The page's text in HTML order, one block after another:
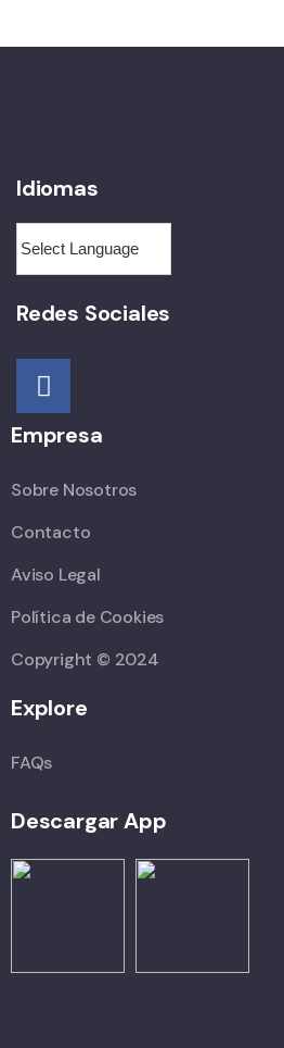
Idiomas
Redes Sociales
Empresa
Sobre Nosotros
Contacto
Aviso Legal
Política de Cookies
Copyright © 2024
Explore
FAQs
Descargar App